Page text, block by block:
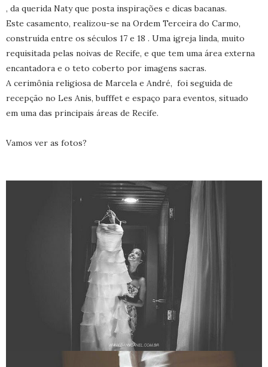
, da querida Naty que posta inspirações e dicas bacanas.
Este casamento, realizou-se na Ordem Terceira do Carmo,
construída entre os séculos 17 e 18 . Uma igreja linda, muito
requisitada pelas noivas de Recife, e que tem uma área externa
encantadora e o teto coberto por imagens sacras.
A cerimônia religiosa de Marcela e André, foi seguida de
recepção no Les Anis, bufffet e espaço para eventos, situado
em uma das principais áreas de Recife.
Vamos ver as fotos?